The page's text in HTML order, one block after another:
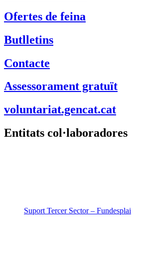
Ofertes de feina
Butlletins
Contacte
Assessorament gratuït
voluntariat.gencat.cat
Entitats col·laboradores
Suport Tercer Sector – Fundesplai